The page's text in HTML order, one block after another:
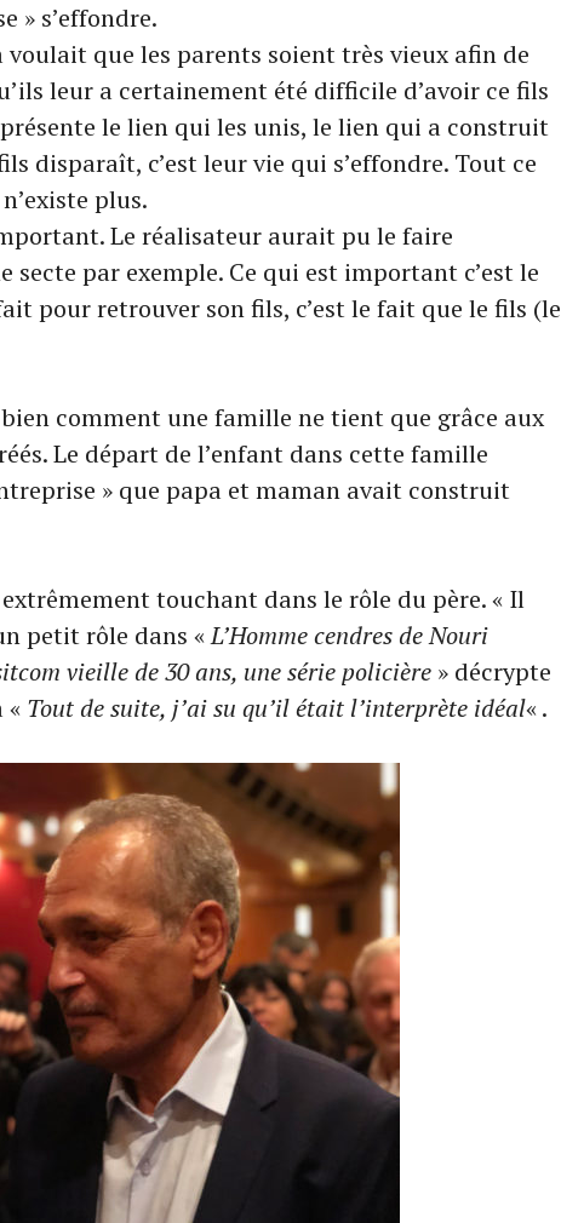
» s’effondre.
que les parents soient très vieux afin de
leur a certainement été difficile d’avoir ce fils
le lien qui les unis, le lien qui a construit
disparaît, c’est leur vie qui s’effondre. Tout ce
plus.
Le réalisateur aurait pu le faire
secte par exemple. Ce qui est important c’est le
pour retrouver son fils, c’est le fait que le fils (le
comment une famille ne tient que grâce aux
Le départ de l’enfant dans cette famille
» que papa et maman avait construit
touchant dans le rôle du père. « Il
petit rôle dans «L’Homme cendres de Nouri
vieille de 30 ans, une série policière » décrypte
« Tout de suite, j’ai su qu’il était l’interprète idéal« .